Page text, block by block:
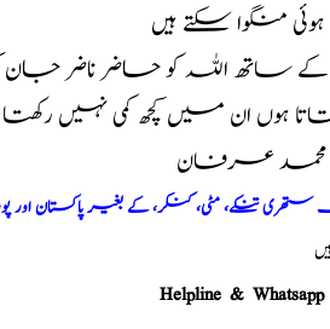
منگوا سکتے ہیں
ساتھ اللہ کو حاضر ناضر
ہوں ان میں کچھ کمی نہیں
محمد عرفان
تنکے، مٹی، کنکر، کے بغیر پاکستان
Helpline &